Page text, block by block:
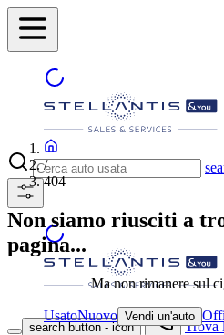
search button - icon Trova
/
404
Non siamo riusciti a
pagina...
Ma non rimanere sul
UsatoNuovo Vendi un'auto